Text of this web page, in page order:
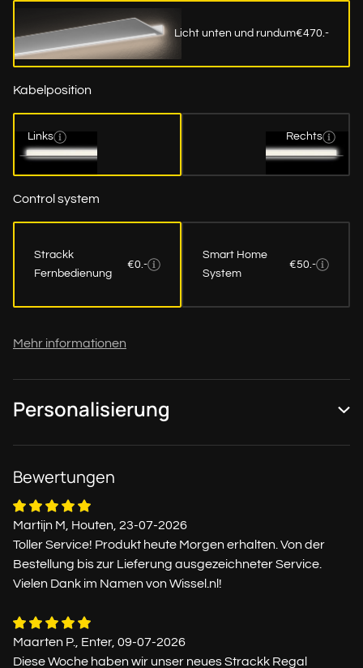
Licht unten und rundum€470.-
Kabelposition
Links Rechts
Control system
Strackk
Fernbedienung
€0.-
Smart Home
System
€50.-
Mehr informationen
Personalisierung
Bewertungen
Martijn M, Houten, 23-07-2026
Toller Service! Produkt heute Morgen erhalten. Von der
Bestellung bis zur Lieferung ausgezeichneter Service.
Vielen Dank im Namen von Wissel.nl!
Maarten P., Enter, 09-07-2026
Diese Woche haben wir unser neues Strackk Regal